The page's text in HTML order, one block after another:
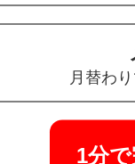
月替わ
1分